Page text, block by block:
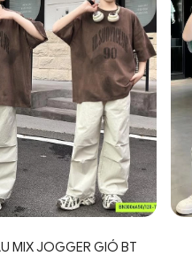
MIX JOGGER GIÓ BT